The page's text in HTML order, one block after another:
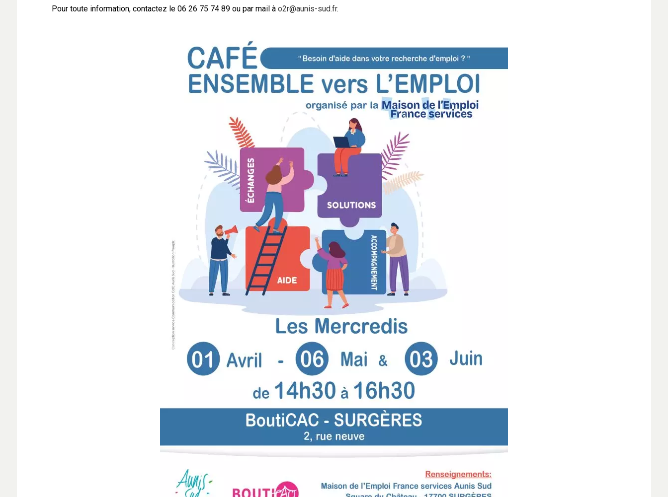
Pour toute information, contactez le 06 26 75 74 89 ou par mail à o2r@aunis-sud.fr.